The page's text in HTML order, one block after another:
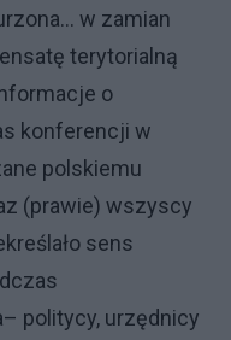
w zamian
terytorialną
o
konferencji w
polskiemu
(prawie) wszyscy
sens
politycy, urzędnicy